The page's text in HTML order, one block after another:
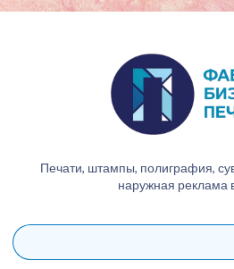
Печати, штампы, полиграфия,
наружная реклама